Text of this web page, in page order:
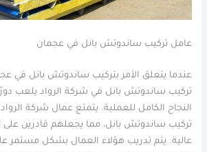
عامل تركيب ساندوتش بانل في عجمان
عندما يتعلق الأمر بتركيب ساندوتش بانل في
تركيب ساندوتش بانل في شركة الرواد يلعب
النجاح الكامل للعملية. يتمتع عمال شركة
تركيب ساندوتش بانل، مما يجعلهم قادرين على
عالية. يتم تدريب هؤلاء العمال بشكل مستمر